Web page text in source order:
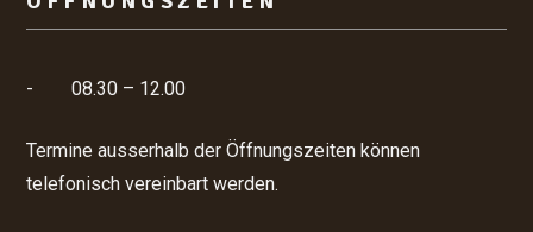
- 08.30 – 12.00
Termine ausserhalb der Öffnungszeiten können
telefonisch vereinbart werden.